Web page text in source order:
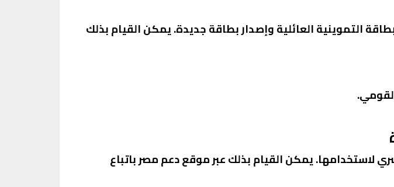
التموينية العائلية وإصدار بطاقة جديدة. يمكن القيام بذلك
لاستخدامها. يمكن القيام بذلك عبر موقع دعم مصر باتباع